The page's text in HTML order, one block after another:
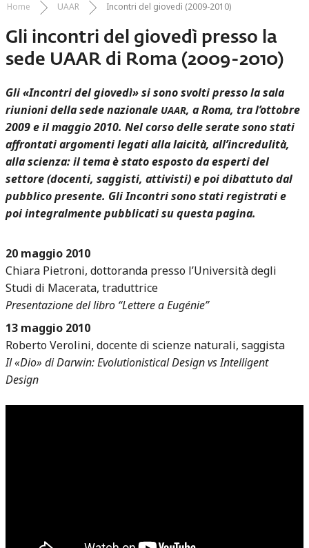
Tu sei qui
Home UAAR Incontri del giovedì (2009-2010)
Gli incontri del giovedì presso la
sede UAAR di Roma (2009-2010)
Gli «Incontri del giovedì» si sono svolti presso la sala
riunioni della sede nazionale UAAR, a Roma, tra l’ottobre
2009 e il maggio 2010. Nel corso delle serate sono stati
affrontati argomenti legati alla laicità, all’incredulità,
alla scienza: il tema è stato esposto da esperti del
settore (docenti, saggisti, attivisti) e poi dibattuto dal
pubblico presente. Gli Incontri sono stati registrati e
poi integralmente pubblicati su questa pagina.
20 maggio 2010
Chiara Pietroni, dottoranda presso l’Università degli
Studi di Macerata, traduttrice
Presentazione del libro “Lettere a Eugénie”
13 maggio 2010
Roberto Verolini, docente di scienze naturali, saggista
Il «Dio» di Darwin: Evolutionistical Design vs Intelligent
Design